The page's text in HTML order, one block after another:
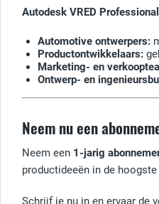
Autodesk VRED Professional
Automotive ontwerpers:
Productontwikkelaars:
Marketing- en
Ontwerp- en
Neem nu een
Neem een 1-jarig
productideeën in de
Schrijf je nu in en ervaar de